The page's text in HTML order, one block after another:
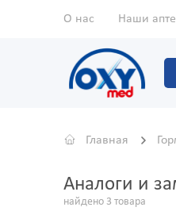
О нас Наши
Главная
Аналоги и
найдено 3 товара